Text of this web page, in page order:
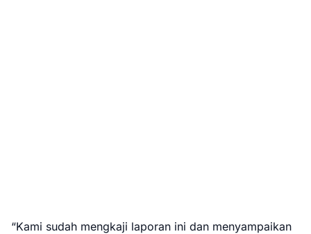
“Kami sudah mengkaji laporan ini dan menyampaikan